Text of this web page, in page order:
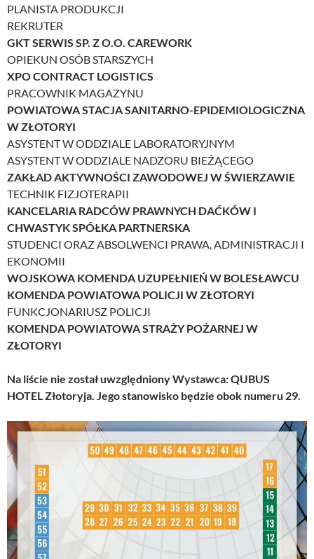
PLANISTA PRODUKCJI
REKRUTER
GKT SERWIS SP. Z O.O. CAREWORK
OPIEKUN OSÓB STARSZYCH
XPO CONTRACT LOGISTICS
PRACOWNIK MAGAZYNU
POWIATOWA STACJA SANITARNO-EPIDEMIOLOGICZNA
W ZŁOTORYI
ASYSTENT W ODDZIALE LABORATORYJNYM
ASYSTENT W ODDZIALE NADZORU BIEŻĄCEGO
ZAKŁAD AKTYWNOŚCI ZAWODOWEJ W ŚWIERZAWIE
TECHNIK FIZJOTERAPII
KANCELARIA RADCÓW PRAWNYCH DAĆKÓW I
CHWASTYK SPÓŁKA PARTNERSKA
STUDENCI ORAZ ABSOLWENCI PRAWA, ADMINISTRACJI I
EKONOMII
WOJSKOWA KOMENDA UZUPEŁNIEŃ W BOLESŁAWCU
KOMENDA POWIATOWA POLICJI W ZŁOTORYI
FUNKCJONARIUSZ POLICJI
KOMENDA POWIATOWA STRAŻY POŻARNEJ W
ZŁOTORYI
Na liście nie został uwzględniony Wystawca: QUBUS
HOTEL Złotoryja. Jego stanowisko będzie obok numeru 29.